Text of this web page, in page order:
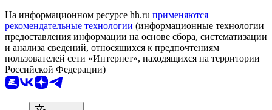
На информационном ресурсе hh.ru применяются
рекомендательные технологии (информационные технологии
предоставления информации на основе сбора, систематизации
и анализа сведений, относящихся к предпочтениям
пользователей сети «Интернет», находящихся на территории
Российской Федерации)